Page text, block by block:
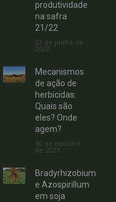
produtividade
na safra
21/22
22 de junho de
2022
Mecanismos
de ação de
herbicidas:
Quais são
eles? Onde
agem?
30 de outubro
de 2023
Bradyrhizobium
e Azospirillum
em soja